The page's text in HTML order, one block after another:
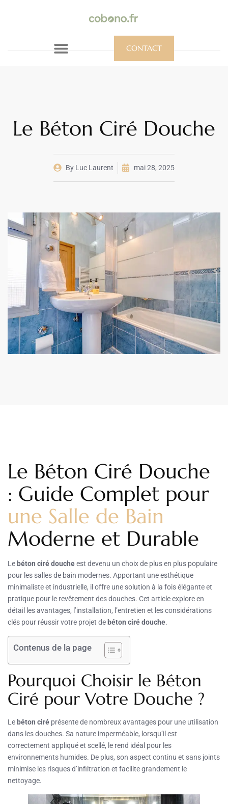
CONTACT
Le Béton Ciré Douche
By Luc Laurent mai 28, 2025
Le Béton Ciré Douche
: Guide Complet pour
une Salle de Bain
Moderne et Durable
Le béton ciré doucheest devenu un choix de plus en plus populaire
pour les salles de bain modernes. Apportant une esthétique
minimaliste et industrielle, il offre une solution à la fois élégante et
pratique pour le revêtement des douches. Cet article explore en
détail les avantages, l’installation, l’entretien et les considérations
clés pour réussir votre projet de béton ciré douche.
Contenus de la page
Pourquoi Choisir le Béton
Ciré pour Votre Douche ?
Le béton ciré présente de nombreux avantages pour une utilisation
dans les douches. Sa nature imperméable, lorsqu’il est
correctement appliqué et scellé, le rend idéal pour les
environnements humides. De plus, son aspect continu et sans joints
minimise les risques d’infiltration et facilite grandement le
nettoyage.